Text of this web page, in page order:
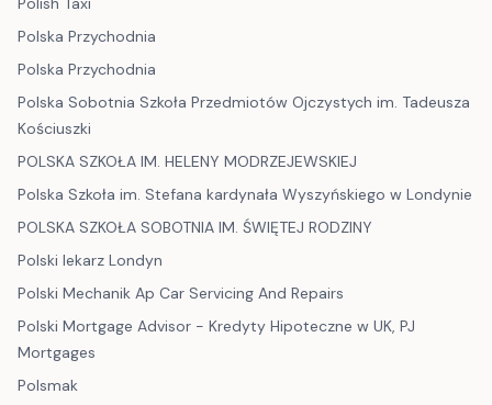
Polska Przychodnia
Polska Przychodnia
Polska Sobotnia Szkoła Przedmiotów Ojczystych im. Tadeusza
Kościuszki
POLSKA SZKOŁA IM. HELENY MODRZEJEWSKIEJ
Polska Szkoła im. Stefana kardynała Wyszyńskiego w Londynie
POLSKA SZKOŁA SOBOTNIA IM. ŚWIĘTEJ RODZINY
Polski lekarz Londyn
Polski Mechanik Ap Car Servicing And Repairs
Polski Mortgage Advisor - Kredyty Hipoteczne w UK, PJ
Mortgages
Polsmak